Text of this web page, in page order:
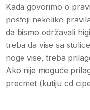
Kada govorimo o
postoji nekoliko
da bismo održavali
treba da vise sa
noge vise, treba
Ako nije moguće
predmet (kutiju od